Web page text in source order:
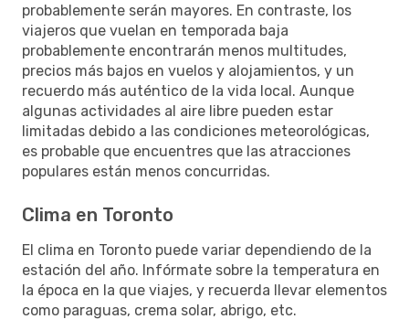
probablemente serán mayores. En contraste, los
viajeros que vuelan en temporada baja
probablemente encontrarán menos multitudes,
precios más bajos en vuelos y alojamientos, y un
recuerdo más auténtico de la vida local. Aunque
algunas actividades al aire libre pueden estar
limitadas debido a las condiciones meteorológicas,
es probable que encuentres que las atracciones
populares están menos concurridas.
Clima en Toronto
El clima en Toronto puede variar dependiendo de la
estación del año. Infórmate sobre la temperatura en
la época en la que viajes, y recuerda llevar elementos
como paraguas, crema solar, abrigo, etc.